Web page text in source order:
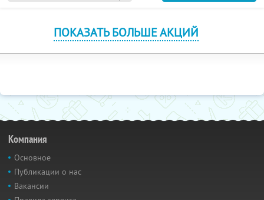
ПОКАЗАТЬ БОЛЬШЕ АКЦИЙ
Компания
Основное
Публикации о нас
Вакансии